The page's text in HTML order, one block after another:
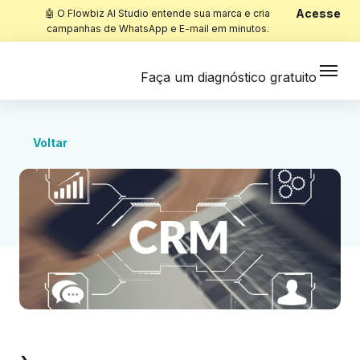
🤖 O Flowbiz AI Studio entende sua marca e cria
campanhas de WhatsApp e E-mail em minutos.
Acesse
Faça um diagnóstico gratuito
Voltar